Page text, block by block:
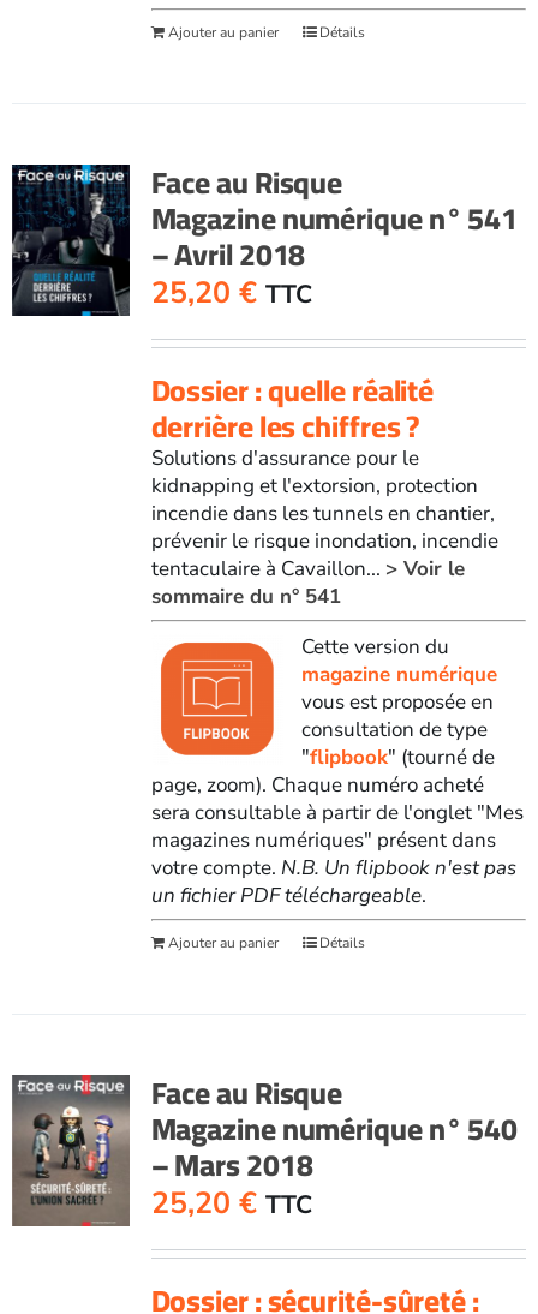
Ajouter au panier Détails
Face au Risque
Magazine numérique n° 541
– Avril 2018
25,20 € TTC
Dossier : quelle réalité
derrière les chiffres ?
Solutions d'assurance pour le
kidnapping et l'extorsion, protection
incendie dans les tunnels en chantier,
prévenir le risque inondation, incendie
tentaculaire à Cavaillon... > Voir le
sommaire du n° 541
Cette version du
magazine numérique
vous est proposée en
consultation de type
"flipbook" (tourné de
page, zoom). Chaque numéro acheté
sera consultable à partir de l'onglet "Mes
magazines numériques" présent dans
votre compte. N.B. Un flipbook n'est pas
un fichier PDF téléchargeable.
Ajouter au panier Détails
Face au Risque
Magazine numérique n° 540
– Mars 2018
25,20 € TTC
Dossier : sécurité-sûreté :